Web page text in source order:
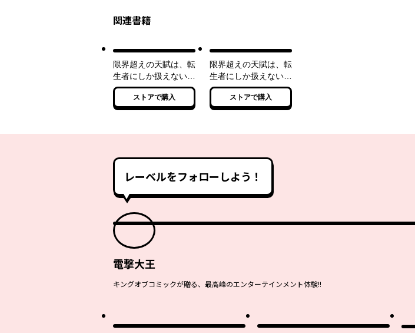
関連書籍
限界超えの天賦は、転
生者にしか扱えない
1 －オーバーリミッ
ト・スキルホルダー－
ストアで購入
限界超えの天賦は、転
生者にしか扱えない
2 ―オーバーリミッ
ト・スキルホルダー―
ストアで購入
レーベルをフォローしよう！
電撃大王
キングオブコミックが贈る、最高峰のエンターテインメント体験!!